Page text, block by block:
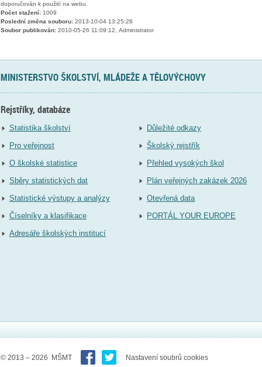
doporučován k použití na webu.
Počet stažení:1009
Poslední změna souboru:2013-10-04 13:25:28
Soubor publikován:2010-05-26 11:09:12, Administrator
MINISTERSTVO ŠKOLSTVÍ, MLÁDEŽE A TĚLOVÝCHOVY
Rejstříky, databáze
Statistika školství
Pro veřejnost
O školské statistice
Sběry statistických dat
Statistické výstupy a analýzy
Číselníky a klasifikace
Adresáře školských institucí
Důležité odkazy
Školský rejstřík
Přehled vysokých škol
Plán veřejných zakázek 2026
Otevřená data
PORTÁL YOUR EUROPE
© 2013 – 2026 MŠMT Nastavení soubrů cookies